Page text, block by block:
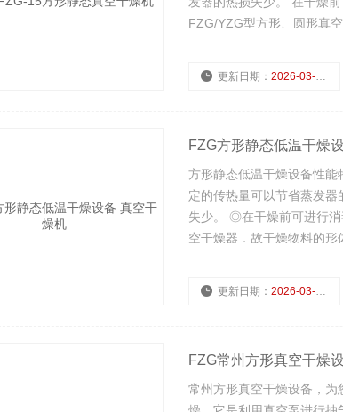
FZG/YZG型方形、圆形真
更新日期： 2026-03-02
FZG方形静态低温干燥
方形静态低温干燥设备性
定的传热量可以节省蒸发
失少。 ◎在干燥前可进行
空干燥器．故干燥物料的形
更新日期： 2026-03-02
FZG常州方形真空干燥
常州方形真空干燥设备，